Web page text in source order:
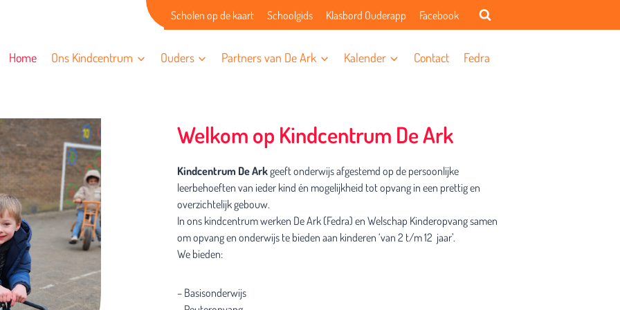
Scholen op de kaart Schoolgids Klasbord Ouderapp Facebook
Home Ons Kindcentrum Ouders Partners van De Ark Kalender Contact Fedra
Welkom op Kindcentrum De Ark
Kindcentrum De Arkgeeft onderwijs afgestemd op de persoonlijke
leerbehoeften van ieder kind én mogelijkheid tot opvang in een prettig en
overzichtelijk gebouw.
In ons kindcentrum werken De Ark (Fedra) en Welschap Kinderopvang samen
om opvang en onderwijs te bieden aan kinderen ‘van 2 t/m 12 jaar’.
We bieden:
– Basisonderwijs